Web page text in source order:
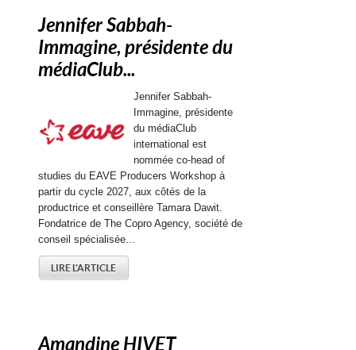
Jennifer Sabbah-
Immagine, présidente du
médiaClub...
Jennifer Sabbah-
Immagine, présidente
du médiaClub
international est
nommée co-head of
studies du EAVE Producers Workshop à
partir du cycle 2027, aux côtés de la
productrice et conseillère Tamara Dawit.
Fondatrice de The Copro Agency, société de
conseil spécialisée...
LIRE L'ARTICLE
Amandine HIVET